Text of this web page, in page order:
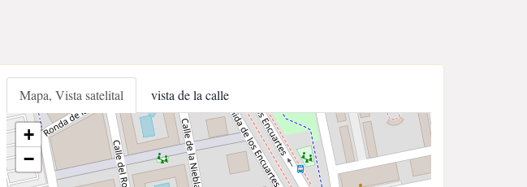
Mapa, Vista satelital vista de la calle
+
−